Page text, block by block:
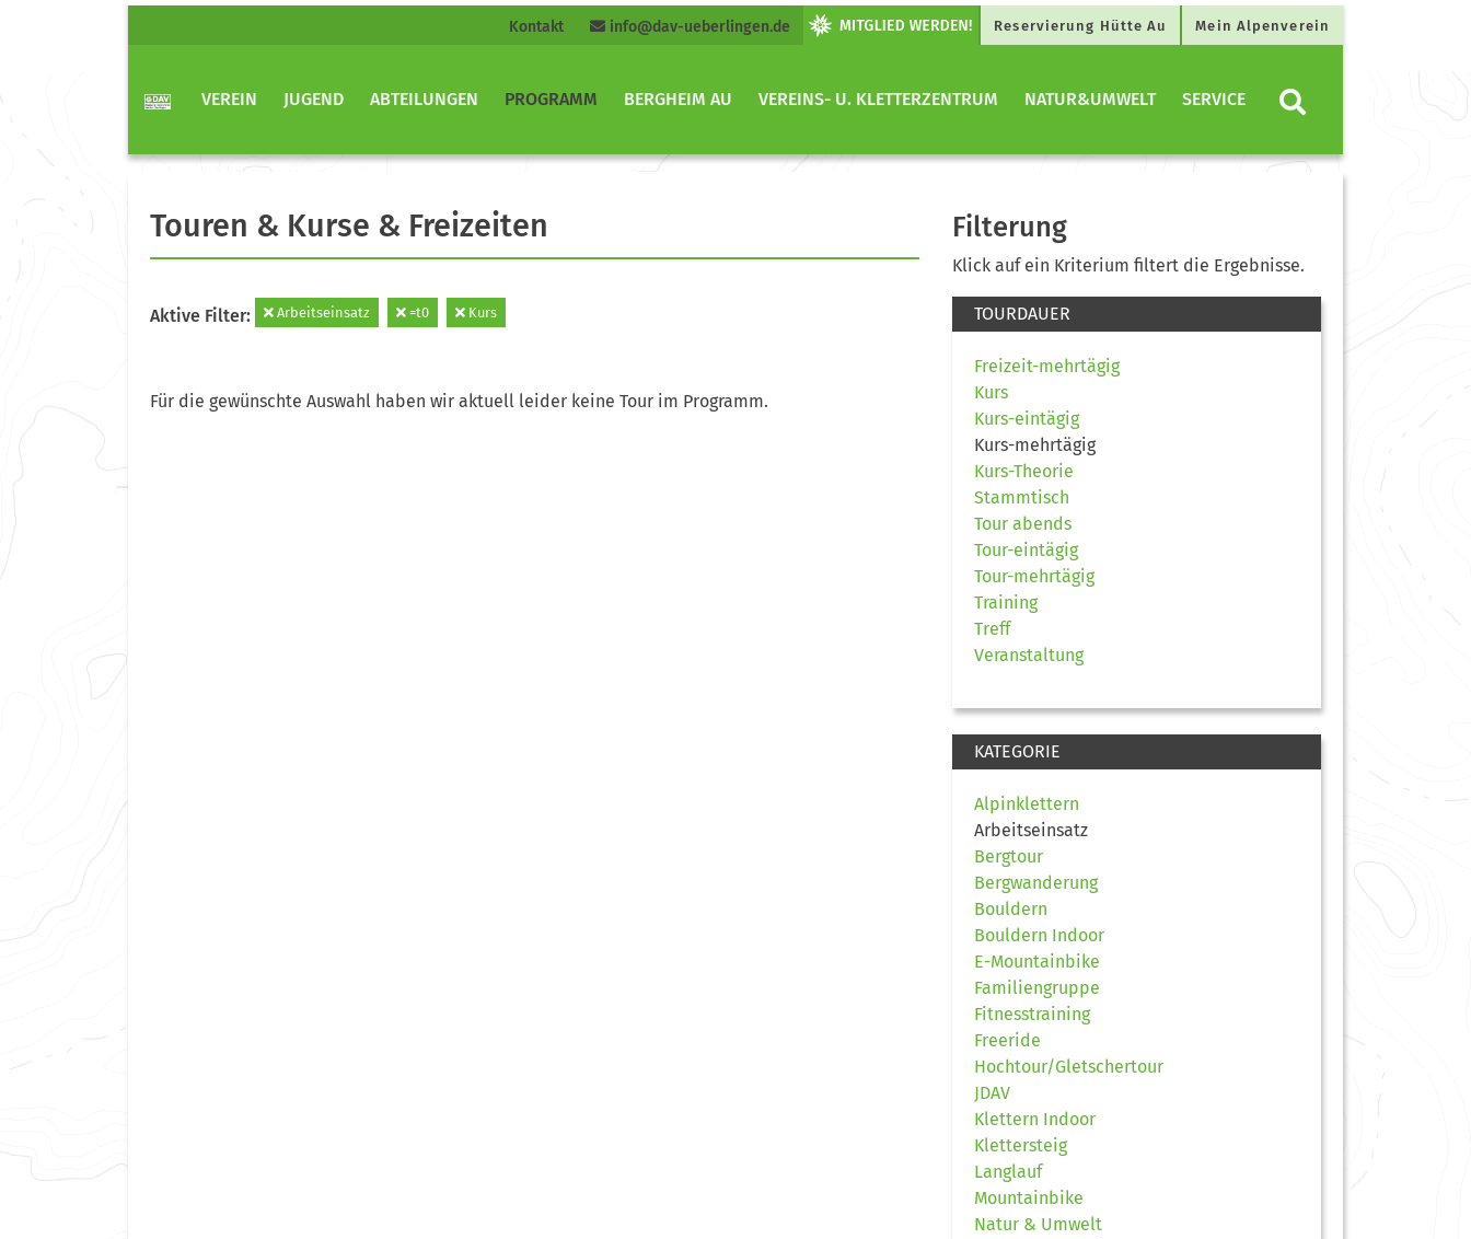
Kontakt info@dav-ueberlingen.de Reservierung Hütte Au Mein Alpenverein
VEREIN JUGEND ABTEILUNGEN PROGRAMM BERGHEIM AU VEREINS- U. KLETTERZENTRUM NATUR&UMWELT SERVICE
Touren & Kurse & Freizeiten
Aktive Filter: Arbeitseinsatz =t0 Kurs
Für die gewünschte Auswahl haben wir aktuell leider keine Tour im Programm.
Filterung
Klick auf ein Kriterium filtert die Ergebnisse.
TOURDAUER
Freizeit-mehrtägig
Kurs
Kurs-eintägig
Kurs-mehrtägig
Kurs-Theorie
Stammtisch
Tour abends
Tour-eintägig
Tour-mehrtägig
Training
Treff
Veranstaltung
KATEGORIE
Alpinklettern
Arbeitseinsatz
Bergtour
Bergwanderung
Bouldern
Bouldern Indoor
E-Mountainbike
Familiengruppe
Fitnesstraining
Freeride
Hochtour/Gletschertour
JDAV
Klettern Indoor
Klettersteig
Langlauf
Mountainbike
Natur & Umwelt